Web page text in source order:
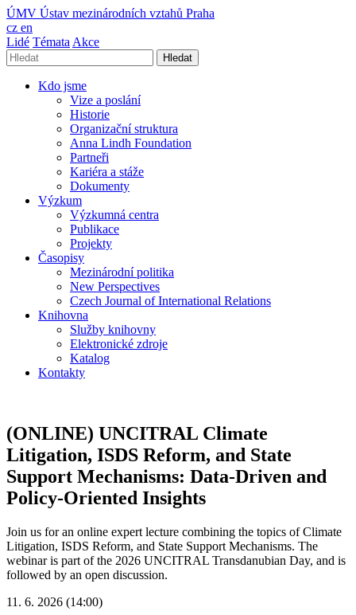
ÚMV Ústav mezinárodních vztahů Praha
cz en
Lidé Témata Akce
Hledat
Kdo jsme
Vize a poslání
Historie
Organizační struktura
Anna Lindh Foundation
Partneři
Kariéra a stáže
Dokumenty
Výzkum
Výzkumná centra
Publikace
Projekty
Časopisy
Mezinárodní politika
New Perspectives
Czech Journal of International Relations
Knihovna
Služby knihovny
Elektronické zdroje
Katalog
Kontakty
(ONLINE) UNCITRAL Climate
Litigation, ISDS Reform, and State
Support Mechanisms: Data-Driven and
Policy-Oriented Insights
Join us for an online expert lecture combining the topics of Climate
Litigation, ISDS Reform, and State Support Mechanisms. The
webinar is part of the 2026 UNCITRAL Transdanubian Day, and is
followed by an open discussion.
11. 6. 2026 (14:00)